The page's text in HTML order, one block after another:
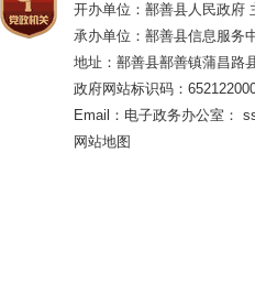
开办单位：鄯善县人民政府
承办单位：鄯善县信息服务
地址：鄯善县鄯善镇蒲昌路
政府网站标识码：
Email：电子政务办公室：
网站地图